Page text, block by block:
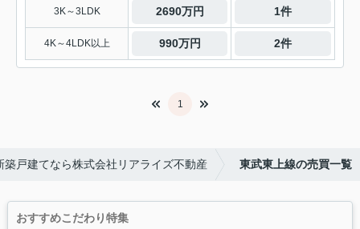
3K～3LDK 2690万円 1件
4K～4LDK以上 990万円 2件
1
築戸建てなら株式会社リアライズ不動産 東武東上線の売買一覧
おすすめこだわり特集